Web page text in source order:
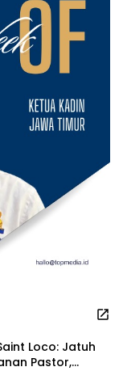
Loco: Jatuh
Pastor,
Babon